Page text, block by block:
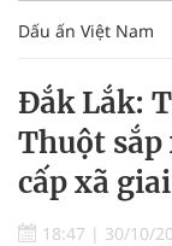
Dấu ấn Việt Nam
Đắk Lắk:
Thuột
cấp xã
18:47 | 30/10/